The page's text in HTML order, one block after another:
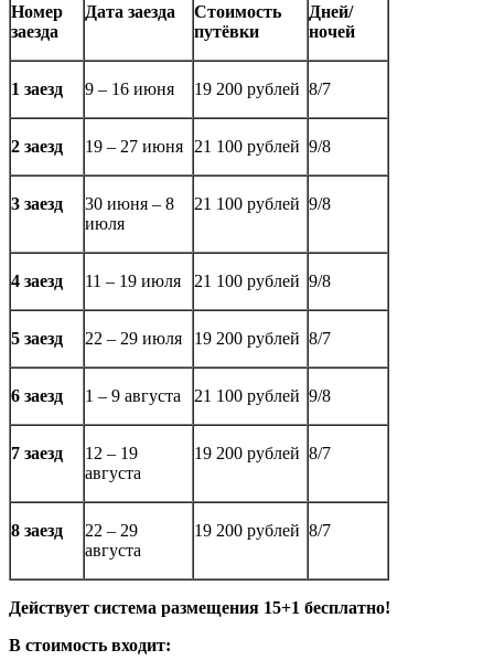
Номер
заезда
Дата заезда
Стоимость
путёвки
Дней/
ночей
1 заезд 9 – 16 июня 19 200 рублей 8/7
2 заезд 19 – 27 июня 21 100 рублей 9/8
3 заезд
30 июня – 8
июля
21 100 рублей 9/8
4 заезд 11 – 19 июля 21 100 рублей 9/8
5 заезд 22 – 29 июля 19 200 рублей 8/7
6 заезд 1 – 9 августа 21 100 рублей 9/8
7 заезд
12 – 19
августа
19 200 рублей 8/7
8 заезд
22 – 29
августа
19 200 рублей 8/7
Действует система размещения 15+1 бесплатно!
В стоимость входит: